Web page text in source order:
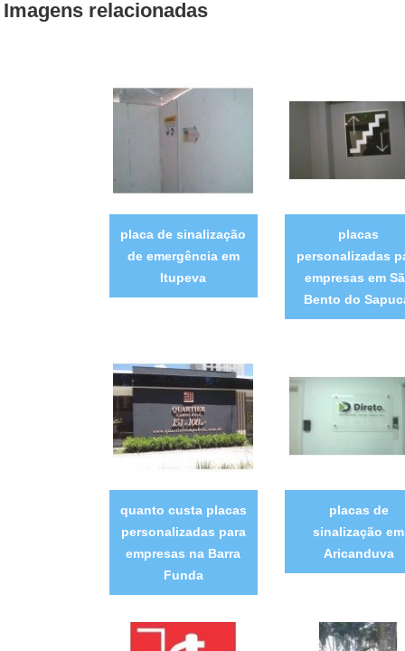
Imagens relacionadas
placa de sinalização
de emergência em
Itupeva
placas
personalizadas
empresas em
Bento do
quanto custa placas
personalizadas para
empresas na Barra
Funda
placas de
sinalização em
Aricanduva